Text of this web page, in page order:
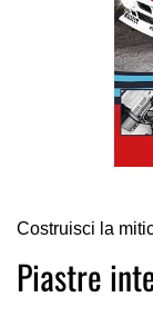
all'inizio
della
galleria
Costruisci la
Piastre